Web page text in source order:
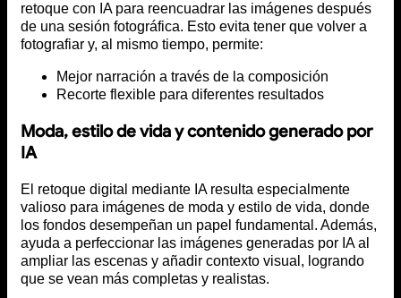
retoque con IA para reencuadrar las imágenes después
de una sesión fotográfica. Esto evita tener que volver a
fotografiar y, al mismo tiempo, permite:
Mejor narración a través de la composición
Recorte flexible para diferentes resultados
Moda, estilo de vida y contenido generado por
IA
El retoque digital mediante IA resulta especialmente
valioso para imágenes de moda y estilo de vida, donde
los fondos desempeñan un papel fundamental. Además,
ayuda a perfeccionar las imágenes generadas por IA al
ampliar las escenas y añadir contexto visual, logrando
que se vean más completas y realistas.